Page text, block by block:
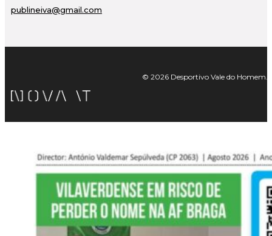
publineiva@gmail.com
© 2026 Desportivo Vale do Homem.